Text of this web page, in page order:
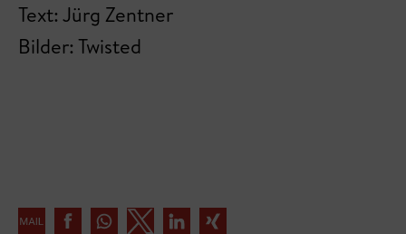
Text: Jürg Zentner
Bilder: Twisted